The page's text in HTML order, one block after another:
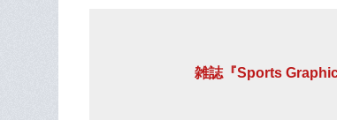
雑誌『Sports